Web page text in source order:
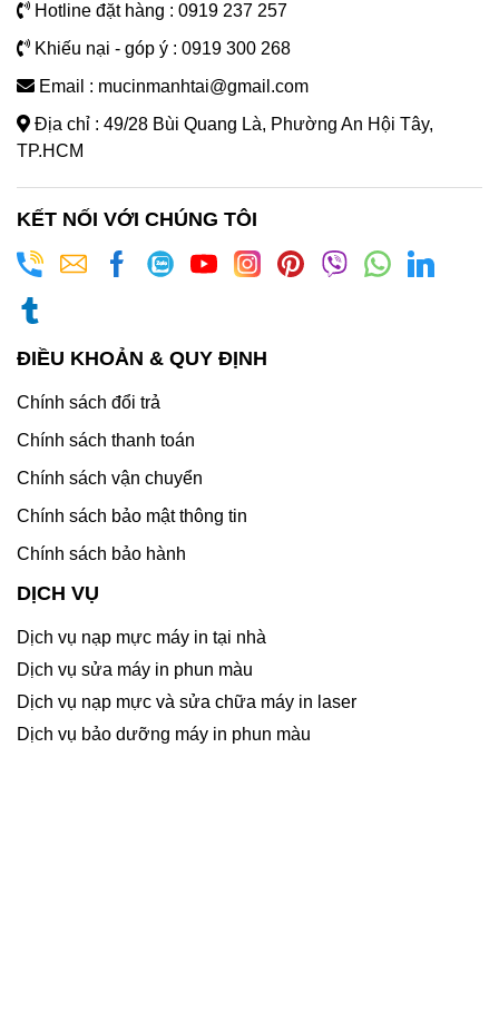
Hotline đặt hàng : 0919 237 257
Khiếu nại - góp ý : 0919 300 268
Email : mucinmanhtai@gmail.com
Địa chỉ : 49/28 Bùi Quang Là, Phường An Hội Tây,
TP.HCM
KẾT NỐI VỚI CHÚNG TÔI
ĐIỀU KHOẢN & QUY ĐỊNH
Chính sách đổi trả
Chính sách thanh toán
Chính sách vận chuyển
Chính sách bảo mật thông tin
Chính sách bảo hành
DỊCH VỤ
Dịch vụ nạp mực máy in tại nhà
Dịch vụ sửa máy in phun màu
Dịch vụ nạp mực và sửa chữa máy in laser
Dịch vụ bảo dưỡng máy in phun màu